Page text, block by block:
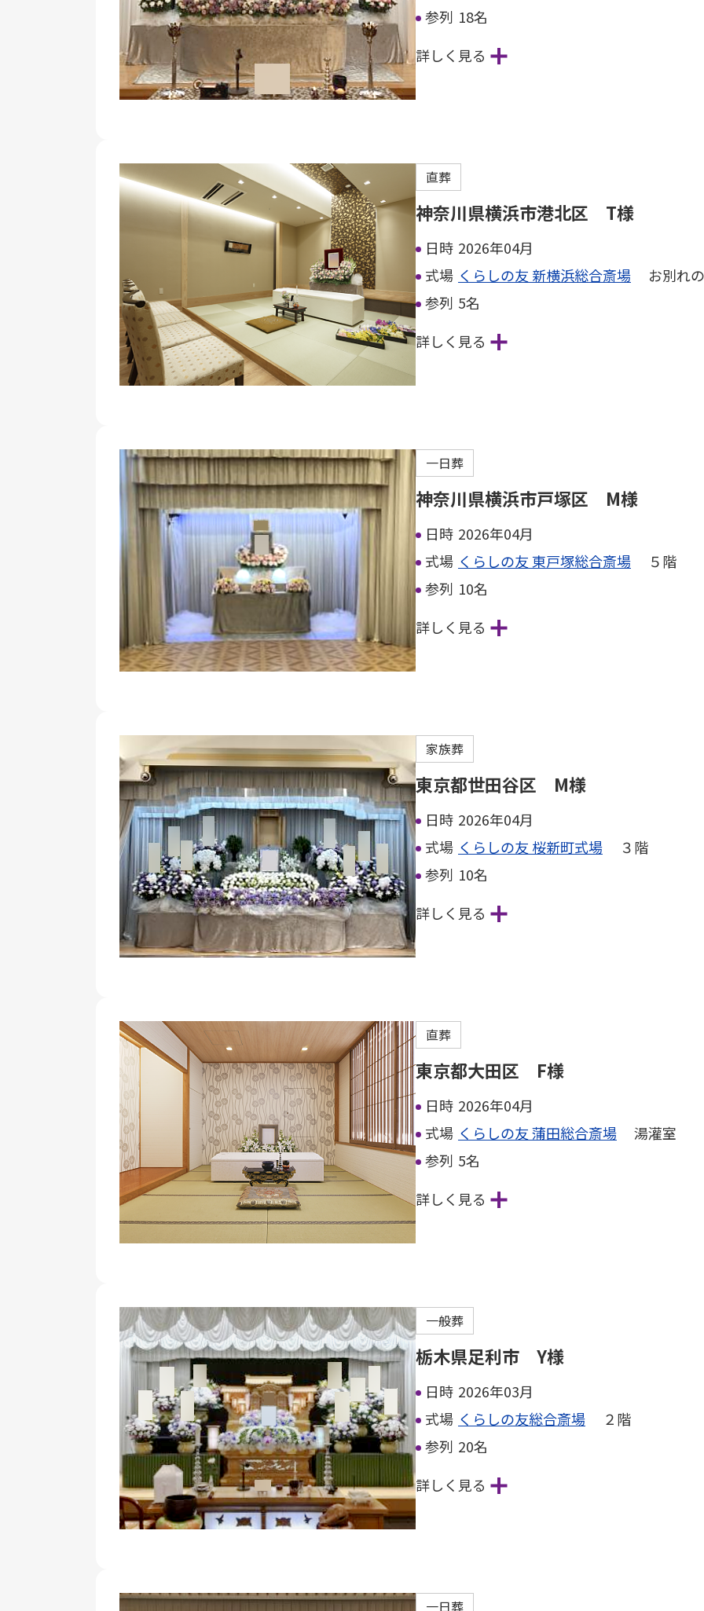
参列 18名
詳しく見る
直葬
神奈川県横浜市港北区 T様
日時 2026年04月
式場 くらしの友 新横浜総合斎場 お別れ
参列 5名
詳しく見る
一日葬
神奈川県横浜市戸塚区 M様
日時 2026年04月
式場 くらしの友 東戸塚総合斎場 ５階
参列 10名
詳しく見る
家族葬
東京都世田谷区 M様
日時 2026年04月
式場 くらしの友 桜新町式場 ３階
参列 10名
詳しく見る
直葬
東京都大田区 F様
日時 2026年04月
式場 くらしの友 蒲田総合斎場 湯灌室
参列 5名
詳しく見る
一般葬
栃木県足利市 Y様
日時 2026年03月
式場 くらしの友総合斎場 ２階
参列 20名
詳しく見る
一日葬